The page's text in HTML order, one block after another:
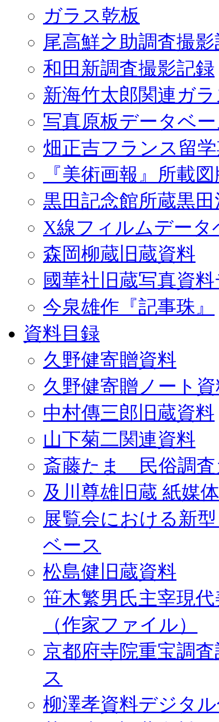
ガラス乾板
尾高鮮之助調査撮
和田新調査撮影記録
新海竹太郎関連ガ
写真原板データベ
畑正吉フランス留
『美術画報』所載
黒田記念館所蔵黒
X線フィルムデータ
森岡柳蔵旧蔵資料
國華社旧蔵写真資
今泉雄作『記事珠』
資料目録
久野健寄贈資料
久野健寄贈ノート
中村傳三郎旧蔵資料
山下菊二関連資料
斎藤たま 民俗調査
及川尊雄旧蔵 紙媒
展覧会における新
ベース
松島健旧蔵資料
笹木繁男氏主宰現
（作家ファイル）
京都府寺院重宝調
ス
柳澤孝資料デジタ